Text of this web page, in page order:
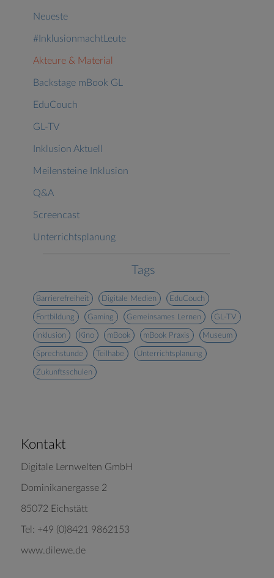
Neueste
#InklusionmachtLeute
Akteure & Material
Backstage mBook GL
EduCouch
GL-TV
Inklusion Aktuell
Meilensteine Inklusion
Q&A
Screencast
Unterrichtsplanung
Tags
Barrierefreiheit Digitale Medien EduCouch
Fortbildung Gaming Gemeinsames Lernen GL-TV
Inklusion Kino mBook mBook Praxis Museum
Sprechstunde Teilhabe Unterrichtsplanung
Zukunftsschulen
Kontakt
Digitale Lernwelten GmbH
Dominikanergasse 2
85072 Eichstätt
Tel: +49 (0)8421 9862153
www.dilewe.de